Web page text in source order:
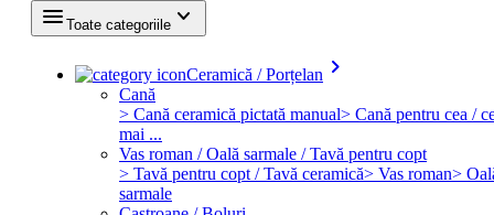
menu Toate categoriile keyboard_arrow_down
Ceramică / Porțelan keyboard_arrow_right
Cană
> Cană ceramică pictată manual> Cană pentru cea /
mai ...
Vas roman / Oală sarmale / Tavă pentru copt
> Tavă pentru copt / Tavă ceramică> Vas roman>
sarmale